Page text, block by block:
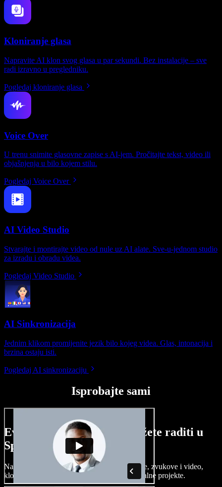
Kloniranje glasa
Napravite AI klon svog glasa u par sekundi. Bez instalacije – sve
radi izravno u pregledniku.
Pogledaj kloniranje glasa
Voice Over
U trenu snimite glasovne zapise s AI-jem. Pročitajte tekst, video ili
objašnjenja u bilo kojem stilu.
Pogledaj Voice Over
AI Video Studio
Stvarajte i montirajte video od nule uz AI alate. Sve-u-jednom studio
za izradu i obradu videa.
Pogledaj Video Studio
AI Sinkronizacija
Jednim klikom promijenite jezik bilo kojeg videa. Glas, intonacija i
brzina ostaju isti.
Pogledaj AI sinkronizaciju
Isprobajte sami
Evo malog pregleda što možete raditi u
Speechify Studiju.
Napravite voice overe, dodajte besplatne slike, zvukove i video,
klonirajte svoj glas i složite sjajne audio-vizualne projekte.